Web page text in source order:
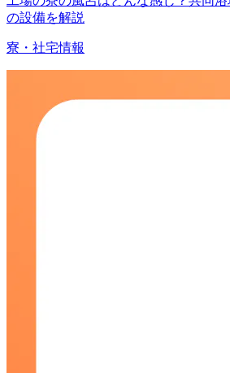
の設備を解説
寮・社宅情報